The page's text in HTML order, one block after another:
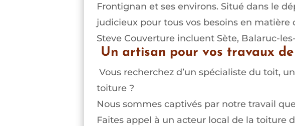
Frontignan et ses environs. Situé dans le
judicieux pour tous vos besoins en
Steve Couverture incluent Sète, Balaruc-
Un artisan pour vos travaux
Vous recherchez d’un spécialiste du toit,
toiture ?
Nous sommes captivés par notre travail
Faites appel à un acteur local de la toiture